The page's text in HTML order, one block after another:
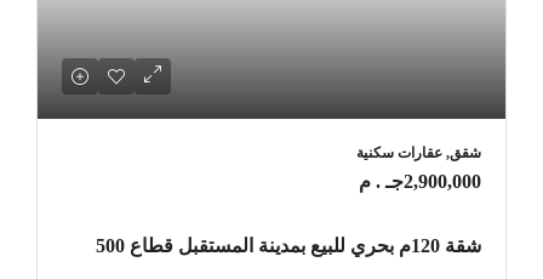
شقق, عقارات سكنية
2,900,000جـ . م
شقة 120م بحري للبيع بمدينة المستقبل قطاع 500